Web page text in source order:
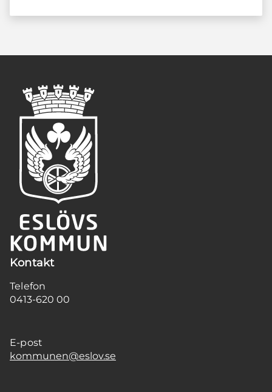
Kontakt
Telefon
0413-620 00
E-post
kommunen@eslov.se